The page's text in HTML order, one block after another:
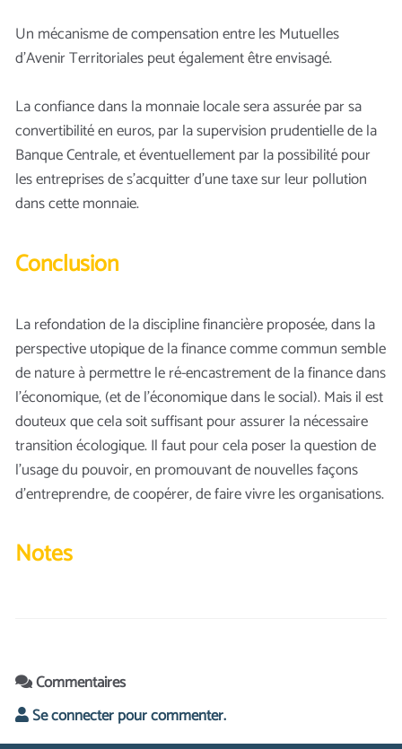
Un mécanisme de compensation entre les Mutuelles
d’Avenir Territoriales peut également être envisagé.
La confiance dans la monnaie locale sera assurée par sa
convertibilité en euros, par la supervision prudentielle de la
Banque Centrale, et éventuellement par la possibilité pour
les entreprises de s’acquitter d’une taxe sur leur pollution
dans cette monnaie.
Conclusion
La refondation de la discipline financière proposée, dans la
perspective utopique de la finance comme commun semble
de nature à permettre le ré-encastrement de la finance dans
l’économique, (et de l’économique dans le social). Mais il est
douteux que cela soit suffisant pour assurer la nécessaire
transition écologique. Il faut pour cela poser la question de
l’usage du pouvoir, en promouvant de nouvelles façons
d’entreprendre, de coopérer, de faire vivre les organisations.
Notes
Commentaires
Se connecter pour commenter.